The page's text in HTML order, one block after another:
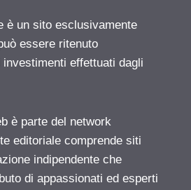
è un sito esclusivamente
essere ritenuto
effettuati dagli
è parte del network
editoriale comprende siti
indipendente che
di appassionati ed esperti